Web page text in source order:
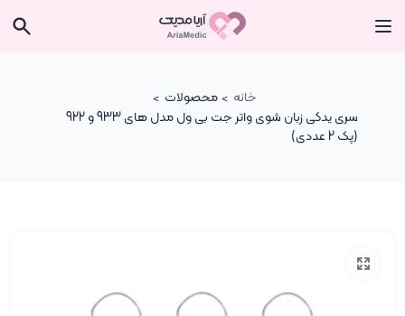
خانه
محصولات
سری یدکی زبان شوی واتر جت بی ول مدل های 933 و 922
(پک 2 عددی)